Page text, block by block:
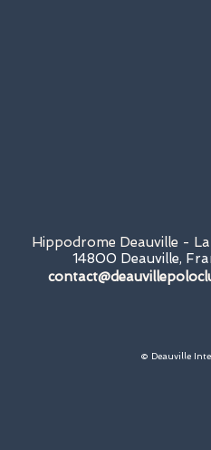
Hippodrome Deauville -
14800 Deauville,
© Deauville